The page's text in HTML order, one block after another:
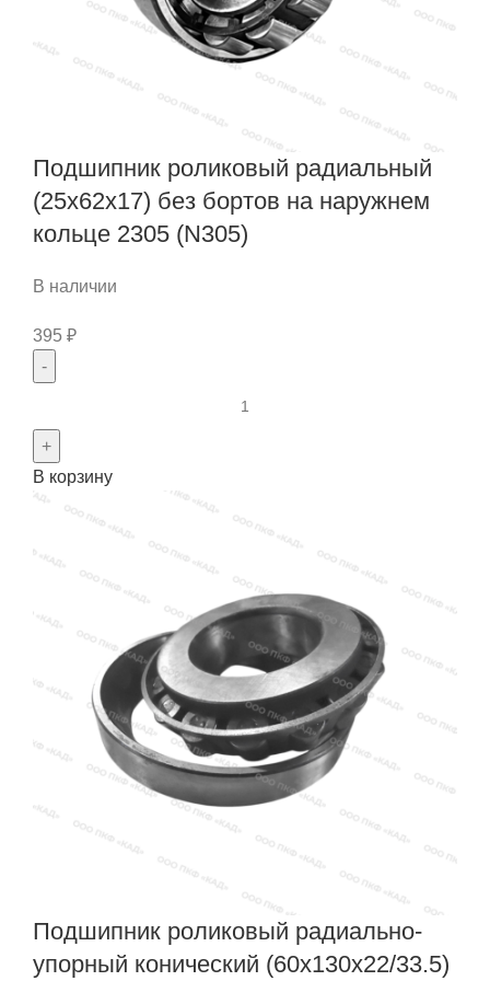
Подшипник роликовый радиальный
(25x62x17) без бортов на наружнем
кольце 2305 (N305)
В наличии
395 ₽
Подшипник
роликовый
радиальный
(25x62x17)
без
наружнем
2305
В корзину
Подшипник роликовый радиально-
упорный конический (60x130x22/33.5)